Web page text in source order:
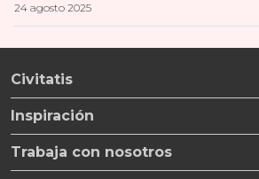
24 agosto 2025
Civitatis
Inspiración
Trabaja con nosotros